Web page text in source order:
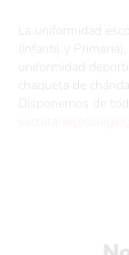
La uniformidad
(Infantil y
uniformidad
chaqueta de
Disponemos de